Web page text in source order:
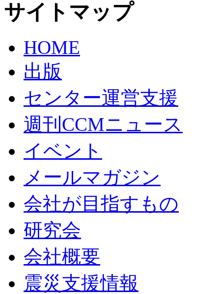
サイトマップ
HOME
出版
センター運営支援
週刊CCMニュース
イベント
メールマガジン
会社が目指すもの
研究会
会社概要
震災支援情報